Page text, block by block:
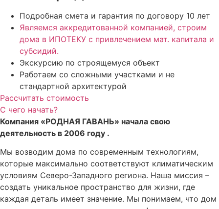
Подробная смета и гарантия по договору 10 лет
Являемся аккредитованной компанией, строим
дома в ИПОТЕКУ с привлечением мат. капитала и
субсидий.
Экскурсию по строящемуся объект
Работаем со сложными участками и не
стандартной архитектурой
Рассчитать стоимость
С чего начать?
Компания «РОДНАЯ ГАВАНЬ» начала свою
деятельность в 2006 году .
Мы возводим дома по современным технологиям,
которые максимально соответствуют климатическим
условиям Северо-Западного региона. Наша миссия –
создать уникальное пространство для жизни, где
каждая деталь имеет значение. Мы понимаем, что дом